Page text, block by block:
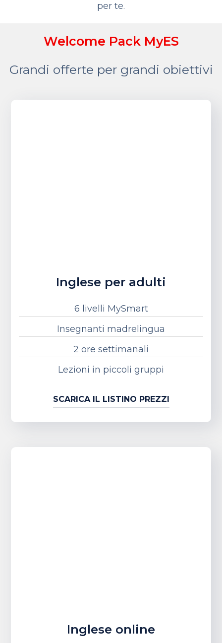
per te.
Welcome Pack MyES
Grandi offerte per grandi obiettivi
Inglese per adulti
6 livelli MySmart
Insegnanti madrelingua
2 ore settimanali
Lezioni in piccoli gruppi
SCARICA IL LISTINO PREZZI
Inglese online